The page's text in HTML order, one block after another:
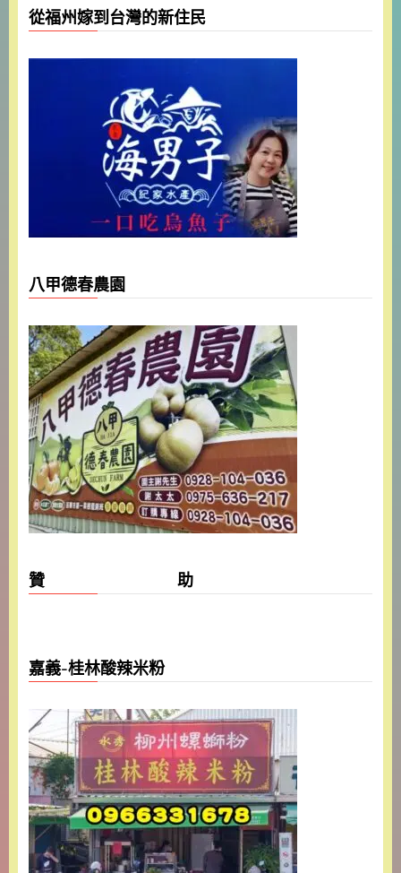
從福州嫁到台灣的新住民
八甲德春農園
贊 助
嘉義-桂林酸辣米粉